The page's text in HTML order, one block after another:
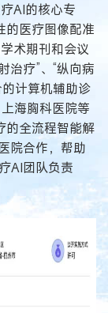
AI的核心专
的医疗图像配准
术期刊和会议
治疗”、“纵向病
计算机辅助诊
海胸科医院等
的全流程智能解
院合作，帮助
AI团队负责